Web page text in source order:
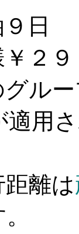
日
２
グル
適用
離は